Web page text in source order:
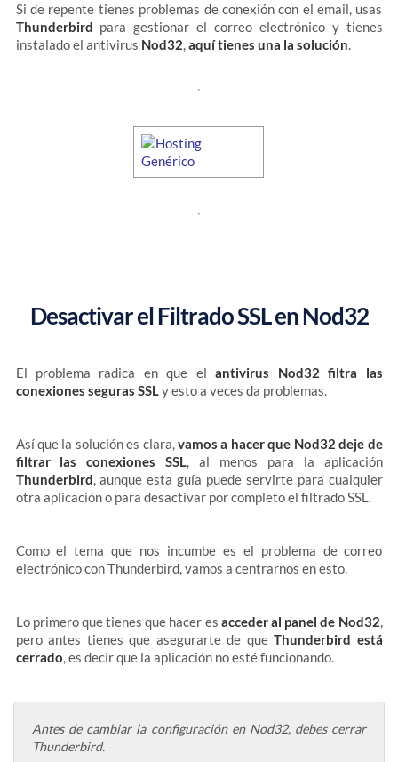
Si de repente tienes problemas de conexión con el email, usas
Thunderbird para gestionar el correo electrónico y tienes
instalado el antivirus Nod32,aquí tienes una la solución.
Desactivar el Filtrado SSL en Nod32
El problema radica en que elantivirus Nod32 filtra las
conexiones seguras SSLy esto a veces da problemas.
Así que la solución es clara,vamos a hacer que Nod32 deje de
filtrar las conexiones SSL, al menos para la aplicación
Thunderbird, aunque esta guía puede servirte para cualquier
otra aplicación o para desactivar por completo el filtrado SSL.
Como el tema que nos incumbe es el problema de correo
electrónico con Thunderbird, vamos a centrarnos en esto.
Lo primero que tienes que hacer es acceder al panel de Nod32,
pero antes tienes que asegurarte de que Thunderbird está
cerrado, es decir que la aplicación no esté funcionando.
Antes de cambiar la configuración en Nod32, debes cerrar
Thunderbird.